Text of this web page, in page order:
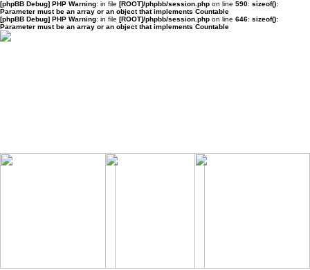
[phpBB Debug] PHP Warning: in file [ROOT]/phpbb/session.php on line 590: sizeof():
Parameter must be an array or an object that implements Countable
[phpBB Debug] PHP Warning: in file [ROOT]/phpbb/session.php on line 646: sizeof():
Parameter must be an array or an object that implements Countable